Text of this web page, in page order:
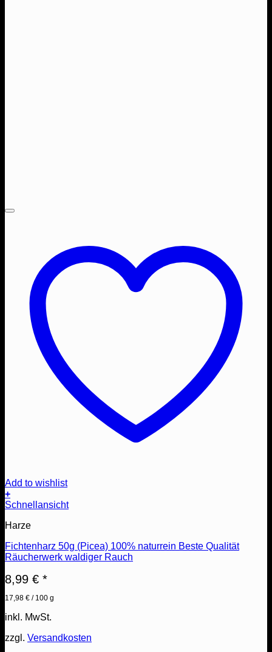
Add to wishlist
+
Schnellansicht
Harze
Fichtenharz 50g (Picea) 100% naturrein Beste Qualität
Räucherwerk waldiger Rauch
8,99 € *
17,98 € / 100 g
inkl. MwSt.
zzgl. Versandkosten